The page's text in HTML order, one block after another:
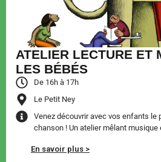
ATELIER LECTURE ET
LES BÉBÉS
De 16h à 17h
Le Petit Ney
Venez découvrir avec vos enfants le
chanson ! Un atelier mêlant musique
En savoir plus >